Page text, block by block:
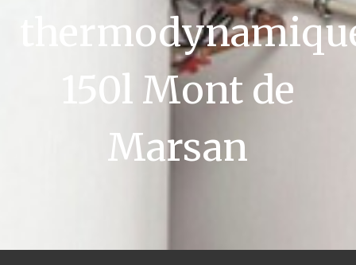
150l Mont de
Marsan